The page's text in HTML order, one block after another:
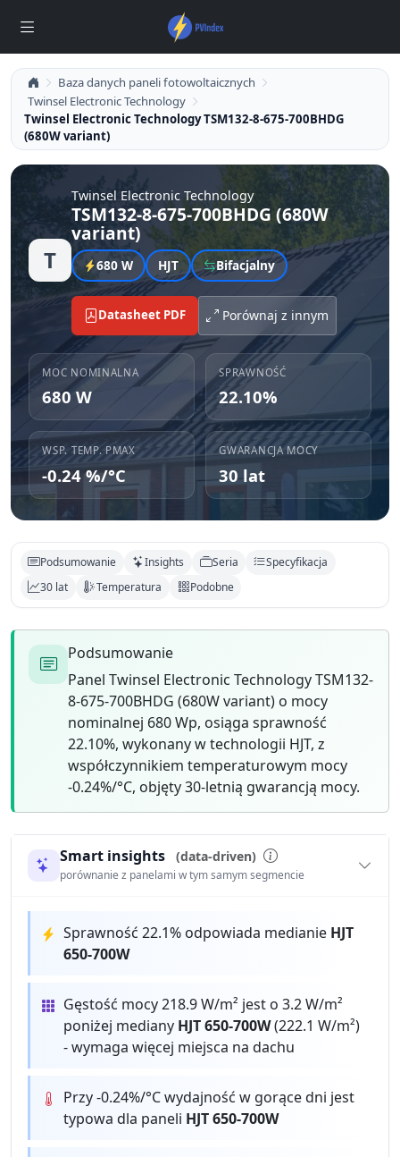
Baza danych paneli fotowoltaicznych
Twinsel Electronic Technology
Twinsel Electronic Technology TSM132-8-675-700BHDG
(680W variant)
T
Twinsel Electronic Technology
TSM132-8-675-700BHDG (680W
variant)
680 W HJT Bifacjalny
Datasheet PDF Porównaj z innym
MOC NOMINALNA
680 W
SPRAWNOŚĆ
22.10%
WSP. TEMP. PMAX
-0.24 %/°C
GWARANCJA MOCY
30 lat
Podsumowanie Insights Seria
Specyfikacja
30 lat
Temperatura Podobne
Podsumowanie
Panel Twinsel Electronic Technology TSM132-
8-675-700BHDG (680W variant) o mocy
nominalnej 680 Wp, osiąga sprawność
22.10%, wykonany w technologii HJT, z
współczynnikiem temperaturowym mocy
-0.24%/°C, objęty 30-letnią gwarancją mocy.
Smart insights (data-driven)
porównanie z panelami w tym samym segmencie
Sprawność 22.1% odpowiada medianie HJT
650-700W
Gęstość mocy 218.9 W/m² jest o 3.2 W/m²
poniżej mediany HJT 650-700W(222.1 W/m²)
- wymaga więcej miejsca na dachu
Przy -0.24%/°C wydajność w gorące dni jest
typowa dla paneli HJT 650-700W